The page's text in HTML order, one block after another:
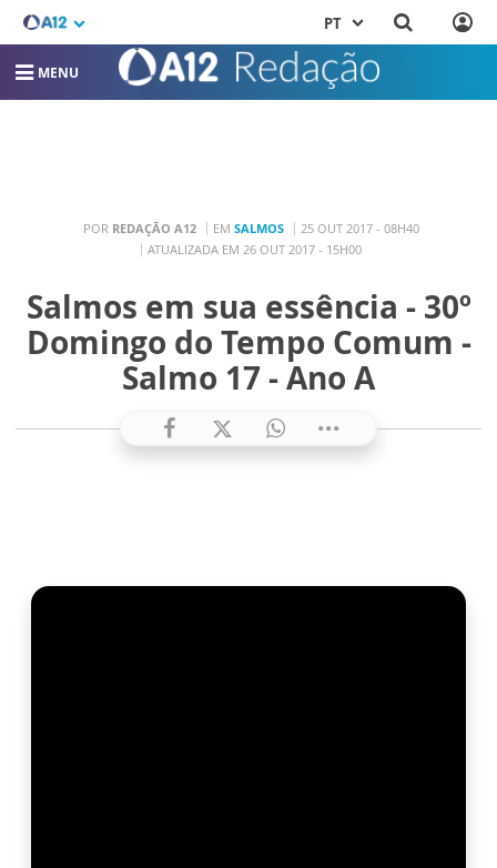
PT
MENU
POR REDAÇÃO A12 EM SALMOS
25 OUT 2017 - 08H40
ATUALIZADA EM 26 OUT 2017 - 15H00
Salmos em sua essência - 30º
Domingo do Tempo Comum -
Salmo 17 - Ano A